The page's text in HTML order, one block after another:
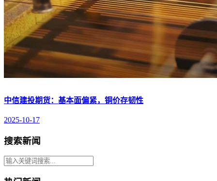
中信建投期货：基本面偏紧，铜价存韧性
2025-10-17
搜索新闻